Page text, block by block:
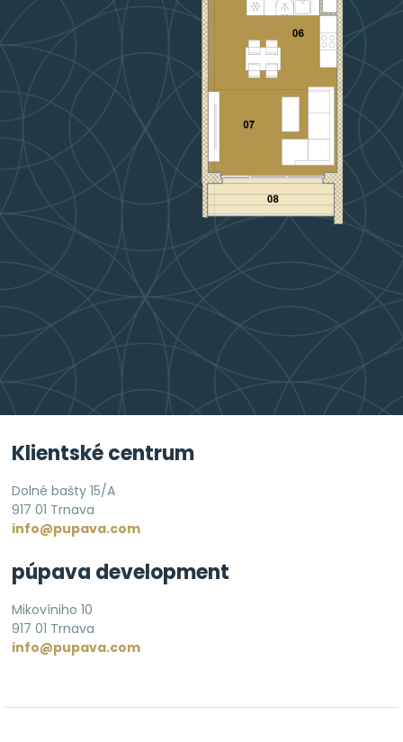
Klientské centrum
Dolné bašty 15/A
917 01 Trnava
info@pupava.com
púpava development
Mikovíniho 10
917 01 Trnava
info@pupava.com